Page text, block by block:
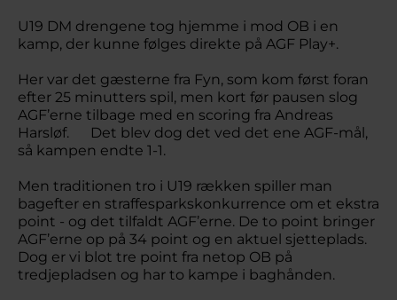
U19 DM drengene tog hjemme i mod OB i en
kamp, der kunne følges direkte på AGF Play+.
Her var det gæsterne fra Fyn, som kom først foran
efter 25 minutters spil, men kort før pausen slog
AGF’erne tilbage med en scoring fra Andreas
Harsløf. Det blev dog det ved det ene AGF-mål,
så kampen endte 1-1.
Men traditionen tro i U19 rækken spiller man
bagefter en straffesparkskonkurrence om et ekstra
point - og det tilfaldt AGF’erne. De to point bringer
AGF’erne op på 34 point og en aktuel sjetteplads.
Dog er vi blot tre point fra netop OB på
tredjepladsen og har to kampe i baghånden.